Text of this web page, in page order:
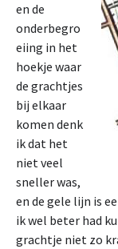
en de
onderbegro
eiing in het
hoekje waar
de grachtjes
bij elkaar
komen denk
ik dat het
niet veel
sneller was,
en de gele lijn is
ik wel beter had
grachtje niet zo